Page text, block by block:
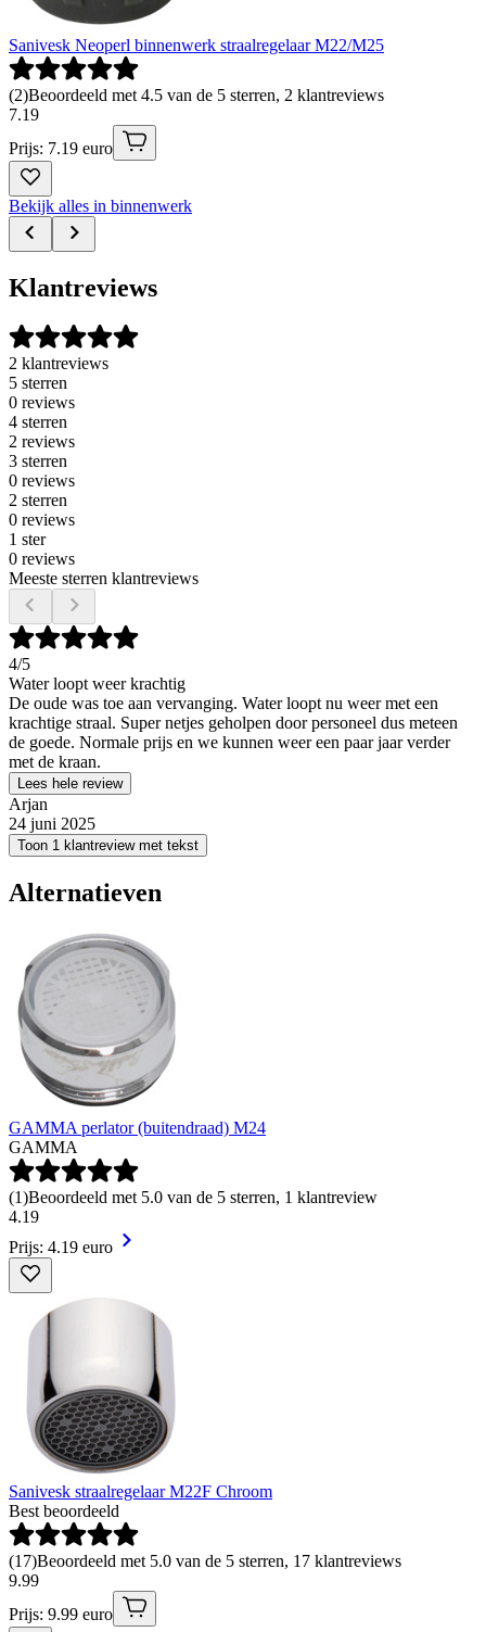
Sanivesk Neoperl binnenwerk straalregelaar M22/M25
(2)Beoordeeld met 4.5 van de 5 sterren, 2 klantreviews
7.19
Prijs: 7.19 euro
Bekijk alles in binnenwerk
Klantreviews
2 klantreviews
5 sterren
0 reviews
4 sterren
2 reviews
3 sterren
0 reviews
2 sterren
0 reviews
1 ster
0 reviews
Meeste sterren klantreviews
4/5
Water loopt weer krachtig
De oude was toe aan vervanging. Water loopt nu weer met een
krachtige straal. Super netjes geholpen door personeel dus meteen
de goede. Normale prijs en we kunnen weer een paar jaar verder
met de kraan.
Lees hele review
Arjan
24 juni 2025
Toon 1 klantreview met tekst
Alternatieven
GAMMA perlator (buitendraad) M24
GAMMA
(1)Beoordeeld met 5.0 van de 5 sterren, 1 klantreview
4.19
Prijs: 4.19 euro
Sanivesk straalregelaar M22F Chroom
Best beoordeeld
(17)Beoordeeld met 5.0 van de 5 sterren, 17 klantreviews
9.99
Prijs: 9.99 euro